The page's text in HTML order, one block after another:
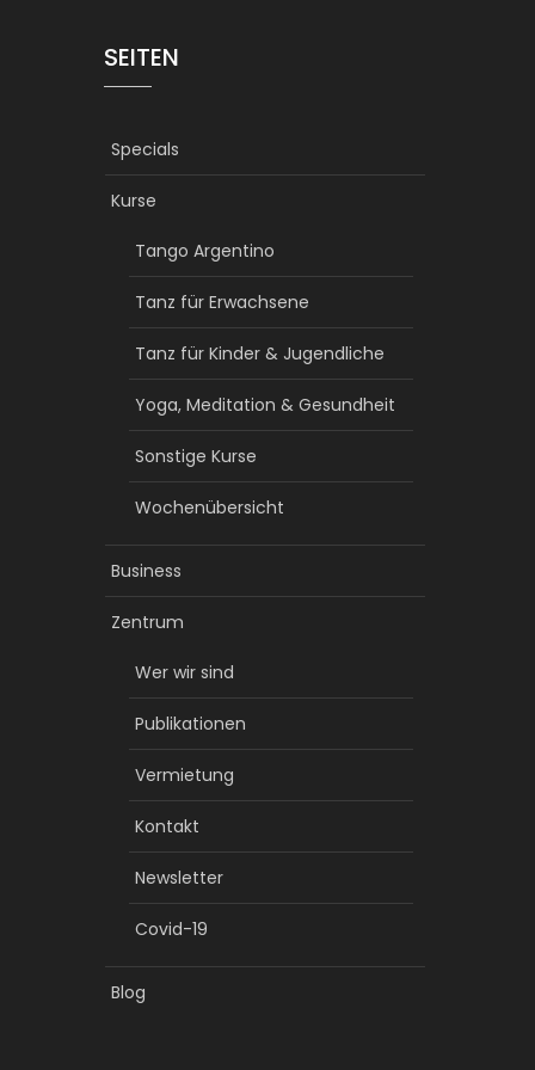
SEITEN
Specials
Kurse
Tango Argentino
Tanz für Erwachsene
Tanz für Kinder & Jugendliche
Yoga, Meditation & Gesundheit
Sonstige Kurse
Wochenübersicht
Business
Zentrum
Wer wir sind
Publikationen
Vermietung
Kontakt
Newsletter
Covid-19
Blog